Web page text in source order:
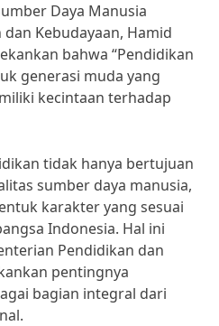
Daya Manusia
Kebudayaan, Hamid
bahwa “Pendidikan
generasi muda yang
kecintaan terhadap
tidak hanya bertujuan
sumber daya manusia,
karakter yang sesuai
Indonesia. Hal ini
Pendidikan dan
pentingnya
bagian integral dari